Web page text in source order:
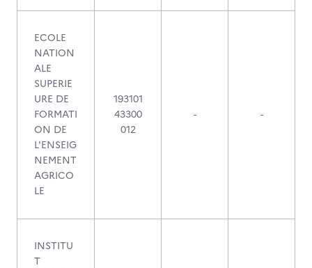
ECOLE
NATION
ALE
SUPERIE
URE DE
FORMATI
ON DE
L'ENSEIG
NEMENT
AGRICO
LE
193101
43300
012
- -
INSTITU
T